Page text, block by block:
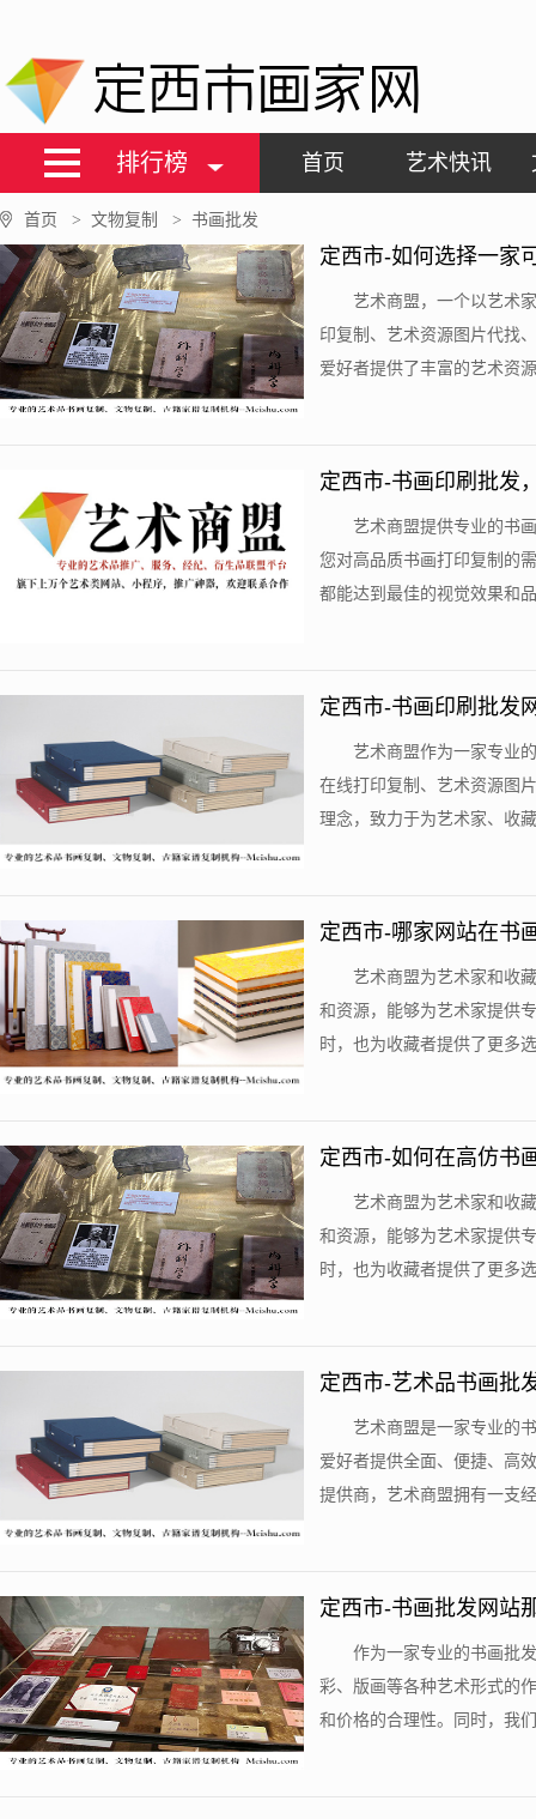
定西市画家网
排行榜 首页 艺术快讯
首页 > 文物复制 > 书画批发
定西市-如何选择一家
艺术商盟，一个以艺术
印复制、艺术资源图片代找
爱好者提供了丰富的艺术资
定西市-书画印刷批发
艺术商盟提供专业的书
您对高品质书画打印复制的
都能达到最佳的视觉效果和
定西市-书画印刷批发
艺术商盟作为一家专业
在线打印复制、艺术资源图
理念，致力于为艺术家、收
定西市-哪家网站在书
艺术商盟为艺术家和收
和资源，能够为艺术家提供
时，也为收藏者提供了更多
定西市-如何在高仿书
艺术商盟为艺术家和收
和资源，能够为艺术家提供
时，也为收藏者提供了更多
定西市-艺术品书画批
艺术商盟是一家专业的
爱好者提供全面、便捷、高
提供商，艺术商盟拥有一支
定西市-书画批发网站
作为一家专业的书画批
彩、版画等各种艺术形式的
和价格的合理性。同时，我